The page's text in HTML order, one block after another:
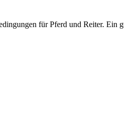
für Pferd und Reiter. Ein